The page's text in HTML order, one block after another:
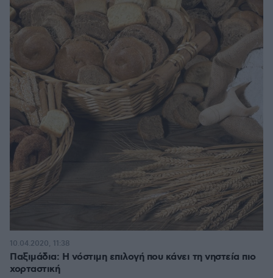
Παξιμάδια: Η νόστιμη επιλογή που κάνει τη νηστεία πιο
χορταστική
10.04.2020, 11:38